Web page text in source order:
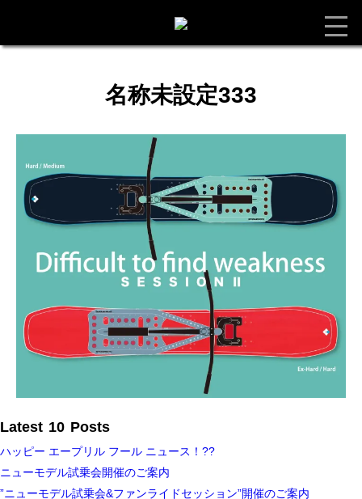
名称未設定333
Latest 10 Posts
ハッピー エープリル フール ニュース！??
ニューモデル試乗会開催のご案内
”ニューモデル試乗会&ファンライドセッション”開催のご案内